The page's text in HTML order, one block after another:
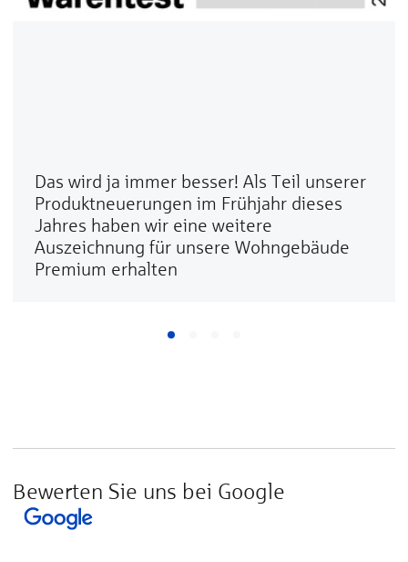
Das wird ja immer besser! Als Teil unserer
Produktneuerungen im Frühjahr dieses
Jahres haben wir eine weitere
Auszeichnung für unsere Wohngebäude
Premium erhalten
Bewerten Sie uns bei Google